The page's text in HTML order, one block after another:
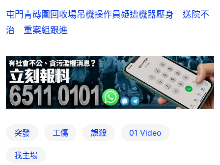
屯門青磚圍回收場吊機操作員疑遭機器壓身 送院不
治 重案組跟進
突發 工傷 誤殺 01 Video
我主場